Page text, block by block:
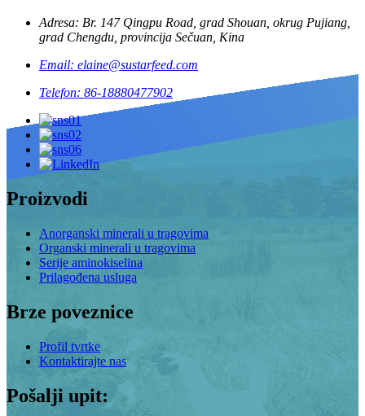
Adresa: Br. 147 Qingpu Road, grad Shouan, okrug Pujiang,
grad Chengdu, provincija Sečuan, Kina
Email: elaine@sustarfeed.com
Telefon: 86-18880477902
Proizvodi
Anorganski minerali u tragovima
Organski minerali u tragovima
Serije aminokiselina
Prilagođena usluga
Brze poveznice
Profil tvrtke
Kontaktirajte nas
Pošalji upit: